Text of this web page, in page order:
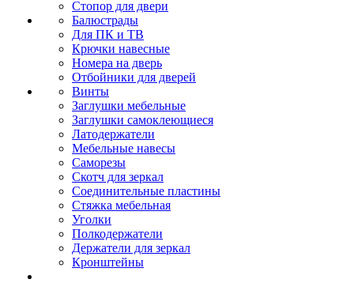
Стопор для двери
Балюстрады
Для ПК и ТВ
Крючки навесные
Номера на дверь
Отбойники для дверей
Винты
Заглушки мебельные
Заглушки самоклеющиеся
Латодержатели
Мебельные навесы
Саморезы
Скотч для зеркал
Соединительные пластины
Стяжка мебельная
Уголки
Полкодержатели
Держатели для зеркал
Кронштейны